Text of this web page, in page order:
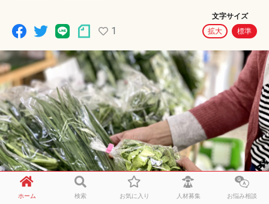
1
文字サイズ
拡大
標準
ホーム 検索 お気に入り 人材募集 お悩み相談